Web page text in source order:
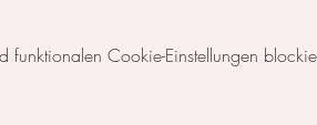
die Details der Blüten und Blätter so
Cookie-Einstellungen